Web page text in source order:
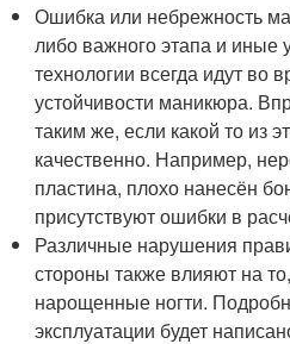
Ошибка или небрежность
либо важного этапа и
технологии всегда идут во
устойчивости маникюра.
таким же, если какой то из
качественно. Например,
пластина, плохо нанесён
присутствуют ошибки в
Различные нарушения
стороны также влияют на
нарощенные ногти.
эксплуатации будет